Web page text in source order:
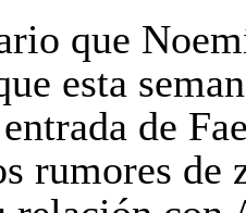
que
esta
de
rumores de